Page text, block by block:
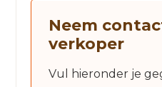
Neem
verkoper
Vul hieronder je